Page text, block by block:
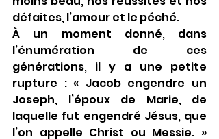
défaites, l’amour et le péché.
À un moment donné, dans
l’énumération de ces
générations, il y a une petite
rupture : « Jacob engendre un
Joseph, l’époux de Marie, de
laquelle fut engendré Jésus, que
l’on appelle Christ ou Messie. »